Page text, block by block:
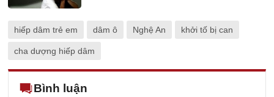
hiếp dâm trẻ em dâm ô Nghệ An khởi tố bị can
cha dượng hiếp dâm
Bình luận